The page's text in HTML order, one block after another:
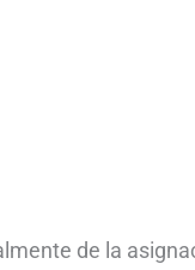
de la